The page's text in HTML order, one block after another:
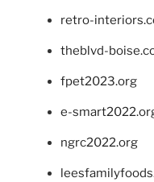
retro-
theblvd-
fpet2023.org
e-
ngrc2022.org